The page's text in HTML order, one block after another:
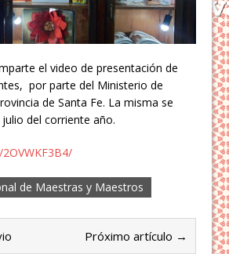
el video de presentación de
por parte del Ministerio de
de Santa Fe. La misma se
del corriente año.
de Maestras y Maestros
Próximo artículo →